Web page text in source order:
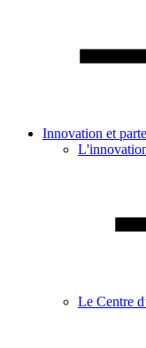
Innovation et
Le Centre